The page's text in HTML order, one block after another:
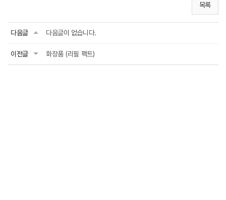
목록
다음글 다음글이 없습니다.
이전글 화장품 (리필 팩트)